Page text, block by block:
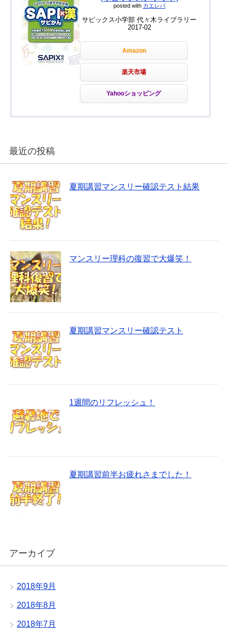
posted with カエレバ
サピックス小学部 代々木ライブラリー
2017-02
Amazon
楽天市場
Yahooショッピング
最近の投稿
夏期講習マンスリー確認テスト結果
マンスリー理科の復習で大爆笑！
夏期講習マンスリー確認テスト
1週間のリフレッシュ！
夏期講習前半お疲れさまでした！
アーカイブ
2018年9月
2018年8月
2018年7月